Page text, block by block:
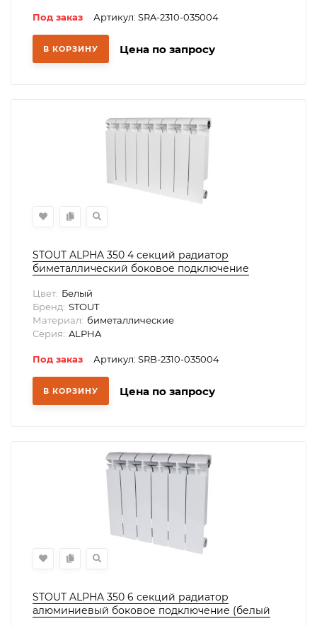
Под заказ Артикул: SRA-2310-035004
В КОРЗИНУ Цена по запросу
STOUT ALPHA 350 4 секций радиатор
биметаллический боковое подключение
Цвет: Белый
Бренд: STOUT
Материал: биметаллические
Серия: ALPHA
Под заказ Артикул: SRB-2310-035004
В КОРЗИНУ Цена по запросу
STOUT ALPHA 350 6 секций радиатор
алюминиевый боковое подключение (белый